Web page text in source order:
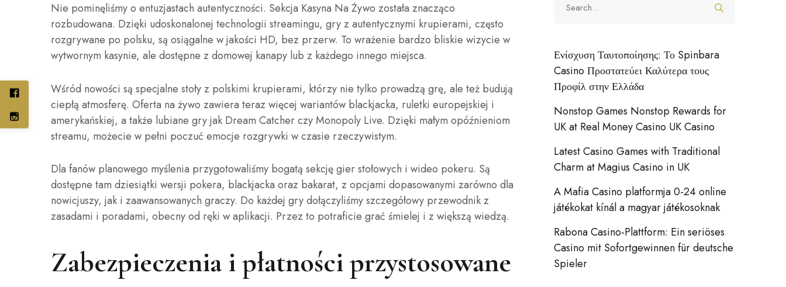
Nie pominęliśmy o entuzjastach autentyczności. Sekcja Kasyna Na Żywo została znacząco
rozbudowana. Dzięki udoskonalonej technologii streamingu, gry z autentycznymi krupierami, często
rozgrywane po polsku, są osiągalne w jakości HD, bez przerw. To wrażenie bardzo bliskie wizycie w
wytwornym kasynie, ale dostępne z domowej kanapy lub z każdego innego miejsca.
Wśród nowości są specjalne stoły z polskimi krupierami, którzy nie tylko prowadzą grę, ale też budują
ciepłą atmosferę. Oferta na żywo zawiera teraz więcej wariantów blackjacka, ruletki europejskiej i
amerykańskiej, a także lubiane gry jak Dream Catcher czy Monopoly Live. Dzięki małym opóźnieniom
streamu, możecie w pełni poczuć emocje rozgrywki w czasie rzeczywistym.
Dla fanów planowego myślenia przygotowaliśmy bogatą sekcję gier stołowych i wideo pokeru. Są
dostępne tam dziesiątki wersji pokera, blackjacka oraz bakarat, z opcjami dopasowanymi zarówno dla
nowicjuszy, jak i zaawansowanych graczy. Do każdej gry dołączyliśmy szczegółowy przewodnik z
zasadami i poradami, obecny od ręki w aplikacji. Przez to potraficie grać śmielej i z większą wiedzą.
Zabezpieczenia i płatności przystosowane
Ενίσχυση Ταυτοποίησης: Το Spinbara
Casino Προστατεύει Καλύτερα τους
Προφίλ στην Ελλάδα
Nonstop Games Nonstop Rewards for
UK at Real Money Casino UK Casino
Latest Casino Games with Traditional
Charm at Magius Casino in UK
A Mafia Casino platformja 0-24 online
játékokat kínál a magyar játékosoknak
Rabona Casino-Plattform: Ein seriöses
Casino mit Sofortgewinnen für deutsche
Spieler